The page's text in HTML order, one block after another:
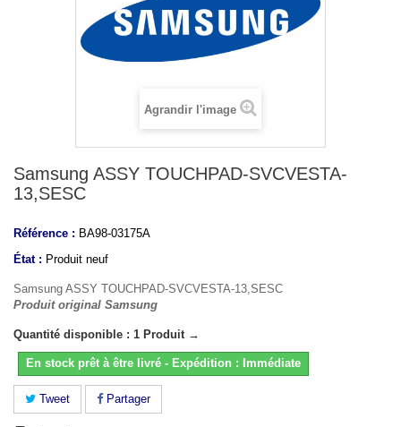
Agrandir l'image
Samsung ASSY TOUCHPAD-SVCVESTA-
13,SESC
Référence : BA98-03175A
État : Produit neuf
Samsung ASSY TOUCHPAD-SVCVESTA-13,SESC
Produit original Samsung
Quantité disponible : 1 Produit →
En stock prêt à être livré - Expédition : Immédiate
Tweet Partager